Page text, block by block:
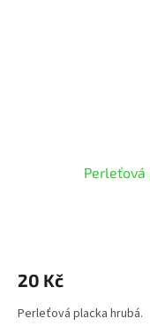
Perleťová
20 Kč
Perleťová placka hrubá.